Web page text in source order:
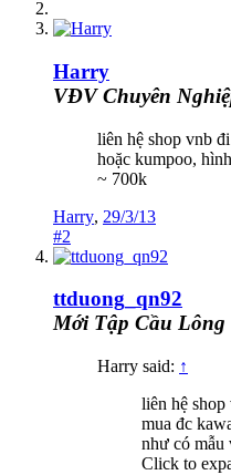
Harry
VĐV Chuyên
liên hệ shop vnb
hoặc kumpoo,
~ 700k
Harry, 29/3/13
#2
ttduong_qn92
Mới Tập Cầu Lông
Harry said: ↑
liên hệ
mua đc
như có mẫu
Click to